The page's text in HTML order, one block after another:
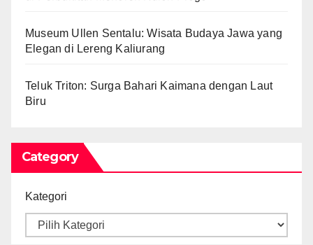
Museum Ullen Sentalu: Wisata Budaya Jawa yang
Elegan di Lereng Kaliurang
Teluk Triton: Surga Bahari Kaimana dengan Laut
Biru
Category
Kategori